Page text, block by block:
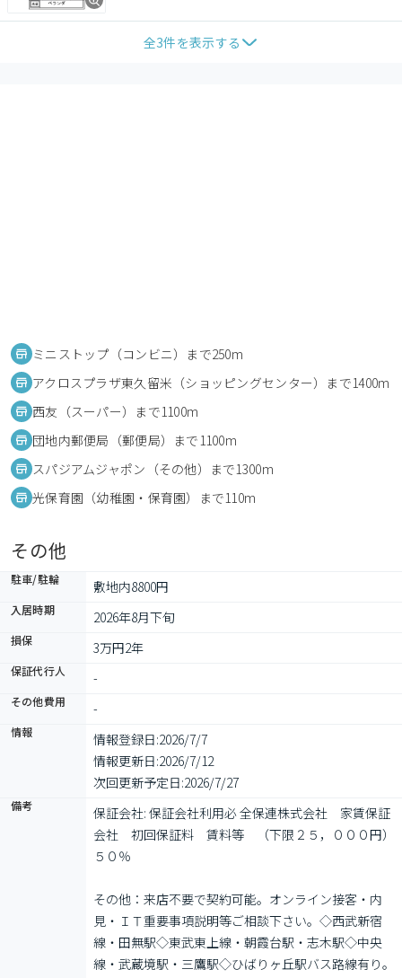
全3件を表示する
ミニストップ（コンビニ）まで250m
アクロスプラザ東久留米（ショッピングセンター）まで1400m
西友（スーパー）まで1100m
団地内郵便局（郵便局）まで1100m
スパジアムジャポン（その他）まで1300m
光保育園（幼稚園・保育園）まで110m
その他
駐車/駐輪 敷地内8800円
入居時期 2026年8月下旬
損保 3万円2年
保証代行人 -
その他費用 -
情報 情報登録日:2026/7/7
情報更新日:2026/7/12
次回更新予定日:2026/7/27
備考
保証会社: 保証会社利用必 全保連株式会社　家賃保証
会社　初回保証料　賃料等　（下限２５，０００円）
５０％
その他：来店不要で契約可能。オンライン接客・内
見・ＩＴ重要事項説明等ご相談下さい。◇西武新宿
線・田無駅◇東武東上線・朝霞台駅・志木駅◇中央
線・武蔵境駅・三鷹駅◇ひばりヶ丘駅バス路線有り。